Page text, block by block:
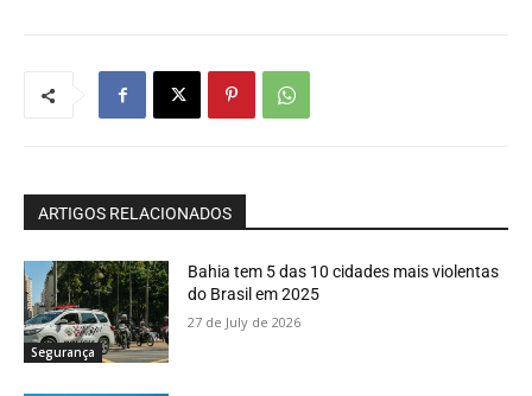
ARTIGOS RELACIONADOS
Segurança
Bahia tem 5 das 10 cidades mais violentas
do Brasil em 2025
27 de July de 2026